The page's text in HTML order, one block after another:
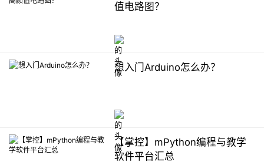
值电路图？
想入门Arduino怎么办？
【掌控】mPython编程与教学
软件平台汇总